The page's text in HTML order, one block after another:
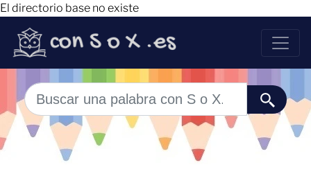
El directorio base no existe